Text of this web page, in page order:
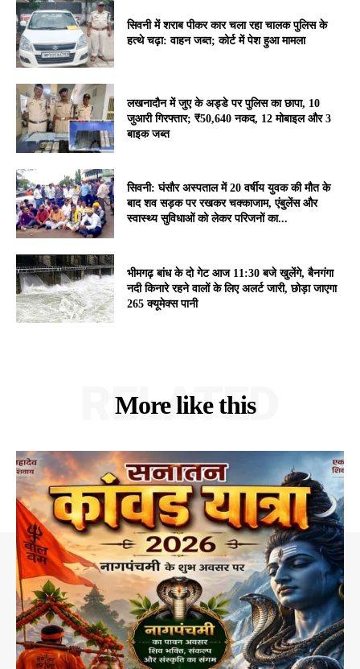
सिवनी में शराब पीकर कार चला रहा चालक पुलिस के
हत्थे चढ़ा: वाहन जब्त; कोर्ट में पेश हुआ मामला
लखनादौन में जुए के अड्डे पर पुलिस का छापा, 10
जुआरी गिरफ्तार; ₹50,640 नकद, 12 मोबाइल और 3
बाइक जब्त
सिवनी: घंसौर अस्पताल में 20 वर्षीय युवक की मौत के
बाद शव सड़क पर रखकर चक्काजाम, एंबुलेंस और
स्वास्थ्य सुविधाओं को लेकर परिजनों का...
भीमगढ़ बांध के दो गेट आज 11:30 बजे खुलेंगे, बैनगंगा
नदी किनारे रहने वालों के लिए अलर्ट जारी, छोड़ा जाएगा
265 क्यूमेक्स पानी
More like this
RELATED